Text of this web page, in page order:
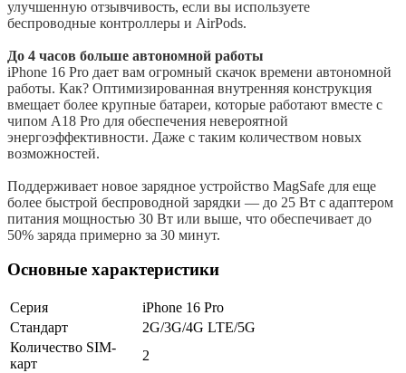
улучшенную отзывчивость, если вы используете
беспроводные контроллеры и AirPods.
До 4 часов больше автономной работы
iPhone 16 Pro дает вам огромный скачок времени автономной
работы. Как? Оптимизированная внутренняя конструкция
вмещает более крупные батареи, которые работают вместе с
чипом A18 Pro для обеспечения невероятной
энергоэффективности. Даже с таким количеством новых
возможностей.
Поддерживает новое зарядное устройство MagSafe для еще
более быстрой беспроводной зарядки — до 25 Вт с адаптером
питания мощностью 30 Вт или выше, что обеспечивает до
50% заряда примерно за 30 минут.
Основные характеристики
Серия
iPhone 16 Pro
Стандарт
2G/3G/4G LTE/5G
Количество SIM-
карт
2